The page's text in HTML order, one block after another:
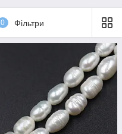
0 Фільтри